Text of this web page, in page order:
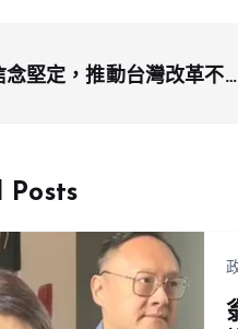
堅定，推動台灣改革不變
Posts